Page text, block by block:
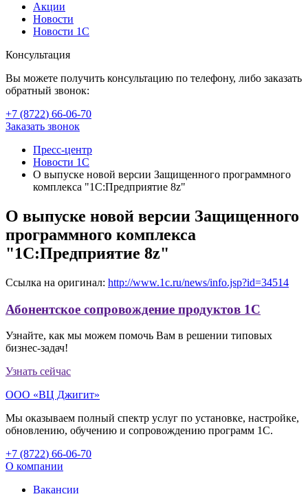
Акции
Новости
Новости 1С
Консультация
Вы можете получить консультацию по телефону, либо заказать
обратный звонок:
+7 (8722) 66-06-70
Заказать звонок
Пресс-центр
Новости 1С
О выпуске новой версии Защищенного программного
комплекса "1С:Предприятие 8z"
О выпуске новой версии Защищенного
программного комплекса
"1С:Предприятие 8z"
Ссылка на оригинал: http://www.1c.ru/news/info.jsp?id=34514
Абонентское сопровождение продуктов 1C
Узнайте, как мы можем помочь Вам в решении типовых
бизнес-задач!
Узнать сейчас
ООО «ВЦ Джигит»
Мы оказываем полный спектр услуг по установке, настройке,
обновлению, обучению и сопровождению программ 1С.
+7 (8722) 66-06-70
О компании
Вакансии